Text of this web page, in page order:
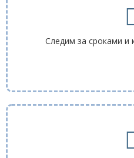
Следим за сроками и